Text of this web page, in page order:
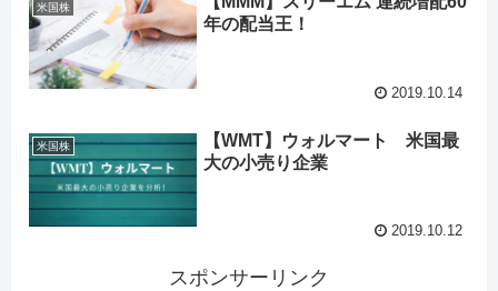
米国株
年の配当王！
2019.10.14
米国株
【WMT】ウォルマート 米国最
大の小売り企業
2019.10.12
スポンサーリンク